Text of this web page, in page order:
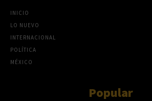
INICIO
LO NUEVO
INTERNACIONAL
POLÍTICA
MÉXICO
Popular